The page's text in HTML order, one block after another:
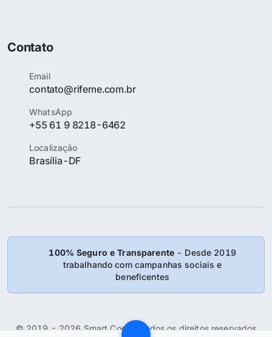
Contato
Email
contato@rifeme.com.br
WhatsApp
+55 61 9 8218-6462
Localização
Brasília-DF
100% Seguro e Transparente - Desde 2019
trabalhando com campanhas sociais e
beneficentes
© 2019 - 2026 Smart Coder: Todos os direitos reservados